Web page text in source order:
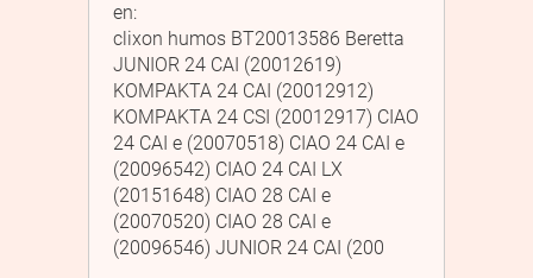
en:
clixon humos BT20013586 Beretta
JUNIOR 24 CAI (20012619)
KOMPAKTA 24 CAI (20012912)
KOMPAKTA 24 CSI (20012917) CIAO
24 CAI e (20070518) CIAO 24 CAI e
(20096542) CIAO 24 CAI LX
(20151648) CIAO 28 CAI e
(20070520) CIAO 28 CAI e
(20096546) JUNIOR 24 CAI (200